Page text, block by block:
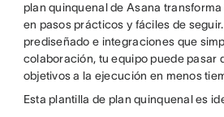
plan quinquenal de Asana
en pasos prácticos y fáciles de
prediseñado e integraciones que
colaboración, tu equipo puede pasar
objetivos a la ejecución en menos
Esta plantilla de plan quinquenal es